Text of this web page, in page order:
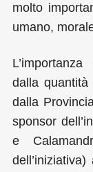
molto
umano,
dalla
dalla
sponsor
e